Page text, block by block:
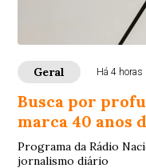
Geral Há 4 horas
Busca por
marca 40 anos
Programa da Rádio
jornalismo diário